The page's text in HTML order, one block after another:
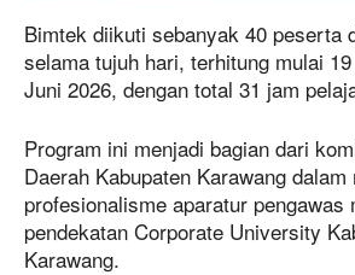
Bimtek diikuti sebanyak 40 peserta
selama tujuh hari, terhitung mulai
Juni 2026, dengan total 31 jam
Program ini menjadi bagian dari
Daerah Kabupaten Karawang
profesionalisme aparatur pengawas
pendekatan Corporate University
Karawang.